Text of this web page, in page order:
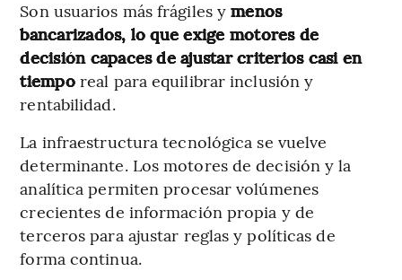
Son usuarios más frágiles ymenos
bancarizados, lo que exige motores de
decisión capaces de ajustar criterios casi en
tiemporeal para equilibrar inclusión y
rentabilidad.
La infraestructura tecnológica se vuelve
determinante. Los motores de decisión y la
analítica permiten procesar volúmenes
crecientes de información propia y de
terceros para ajustar reglas y políticas de
forma continua.